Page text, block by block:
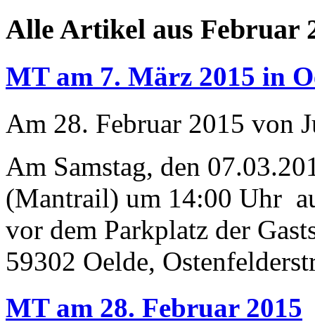
Alle Artikel aus Februar
MT am 7. März 2015 in
Am 28. Februar 2015 von
Am Samstag, den
(Mantrail) um 14:00 Uhr
vor dem Parkplatz der
59302 Oelde,
MT am 28. Februar 2015